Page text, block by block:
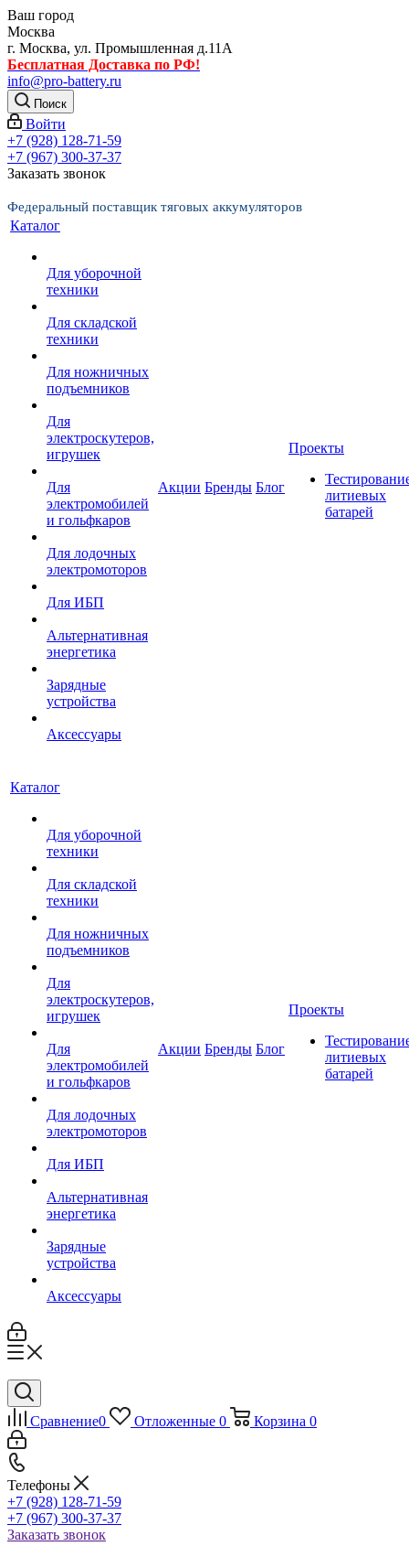
Ваш город
Москва
г. Москва, ул. Промышленная д.11А
Бесплатная Доставка по РФ!
info@pro-battery.ru
Поиск
Войти
+7 (928) 128-71-59
+7 (967) 300-37-37
Заказать звонок
Федеральный поставщик тяговых аккумуляторов
Каталог
Для уборочной
техники
Для складской
техники
Для ножничных
подъемников
Для
электроскутеров,
игрушек
Для
электромобилей
и гольфкаров
Для лодочных
электромоторов
Для ИБП
Альтернативная
энергетика
Зарядные
устройства
Аксессуары
Акции Бренды Блог
Проекты
литиевых
батарей
Каталог
Для уборочной
техники
Для складской
техники
Для ножничных
подъемников
Для
электроскутеров,
игрушек
Для
электромобилей
и гольфкаров
Для лодочных
электромоторов
Для ИБП
Альтернативная
энергетика
Зарядные
устройства
Аксессуары
Акции Бренды Блог
Проекты
литиевых
батарей
Сравнение0 Отложенные 0 Корзина 0
Телефоны
+7 (928) 128-71-59
+7 (967) 300-37-37
Заказать звонок